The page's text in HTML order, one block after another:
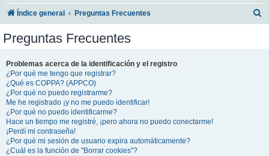
Índice general Preguntas Frecuentes
Preguntas Frecuentes
Problemas acerca de la identificación y el registro
¿Por qué me tengo que registrar?
¿Qué es COPPA? (APPCO)
¿Por qué no puedo registrarme?
Me he registrado ¡y no me puedo identificar!
¿Por qué no puedo identificarme?
Hace un tiempo me registré, ¡pero ahora no puedo conectarme!
¡Perdí mi contraseña!
¿Por qué mi sesión de usuario expira automáticamente?
¿Cuál es la función de "Borrar cookies"?